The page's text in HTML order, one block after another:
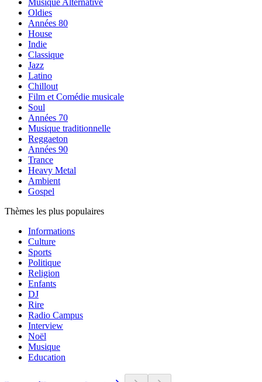
Musique Alternative
Oldies
Années 80
House
Indie
Classique
Jazz
Latino
Chillout
Film et Comédie musicale
Soul
Années 70
Musique traditionnelle
Reggaeton
Années 90
Trance
Heavy Metal
Ambient
Gospel
Thèmes les plus populaires
Informations
Culture
Sports
Politique
Religion
Enfants
DJ
Rire
Radio Campus
Interview
Noël
Musique
Education